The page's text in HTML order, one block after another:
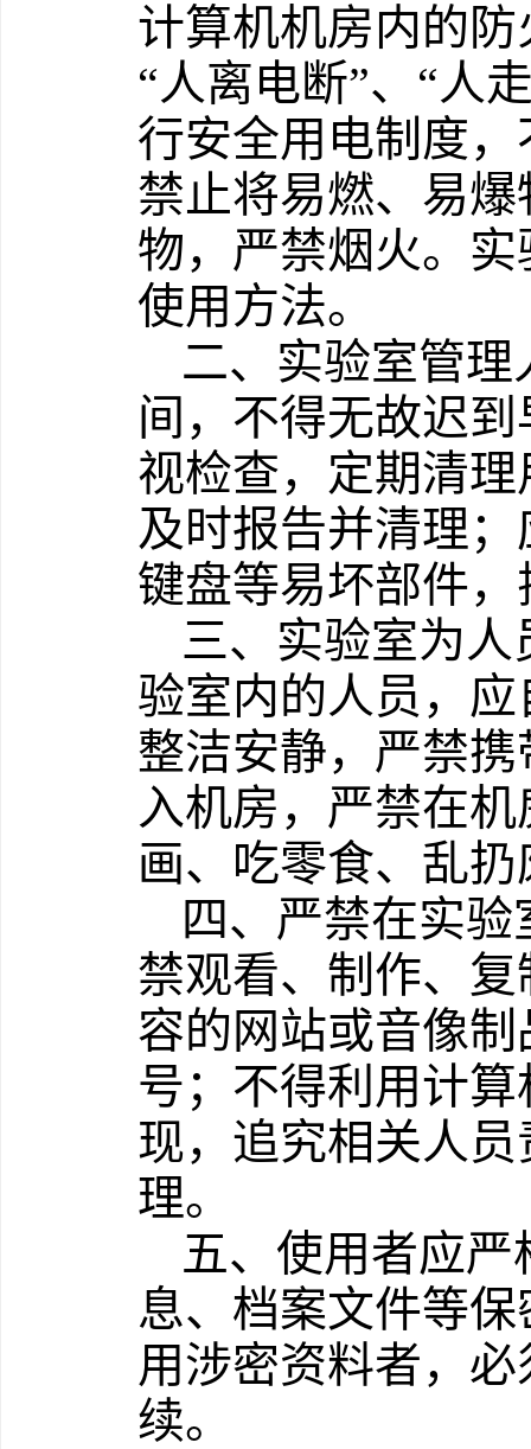
计算机机房内的
“人离电断”、“人
行安全用电制度
禁止将易燃、易
物，严禁烟火。
使用方法。
二、实验室管
间，不得无故迟
视检查，定期清
及时报告并清理
键盘等易坏部件
三、实验室为
验室内的人员，
整洁安静，严禁
入机房，严禁在
画、吃零食、乱
四、严禁在实
禁观看、制作、
容的网站或音像
号；不得利用计
现，追究相关人
理。
五、使用者应
息、档案文件等
用涉密资料者，
续。